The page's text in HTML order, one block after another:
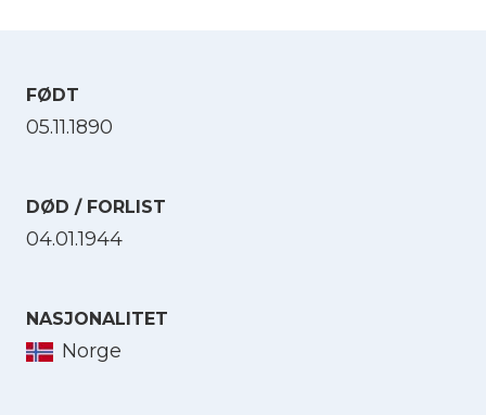
FØDT
05.11.1890
DØD / FORLIST
04.01.1944
NASJONALITET
Norge